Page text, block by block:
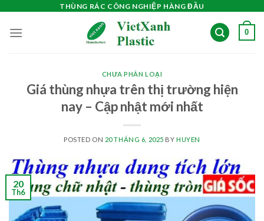
content
THÙNG RÁC CÔNG NGHIỆP HÀNG ĐẦU
0
CHƯA PHÂN LOẠI
Giá thùng nhựa trên thị trường hiện
nay – Cập nhật mới nhất
POSTED ON 20 THÁNG 6, 2025 BY HUYEN
20
Th6